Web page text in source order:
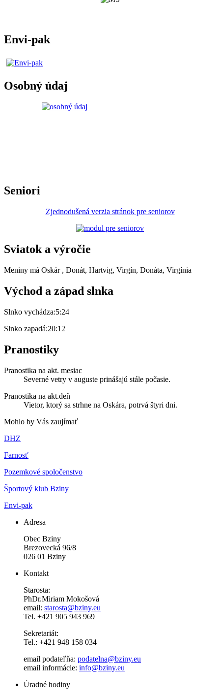
Envi-pak
Osobný údaj
Seniori
Zjednodušená verzia stránok pre seniorov
Sviatok a výročie
Meniny má Oskár , Donát, Hartvig, Virgín, Donáta, Virgínia
Východ a západ slnka
Slnko vychádza:5:24
Slnko zapadá:20:12
Pranostiky
Pranostika na akt. mesiac
Severné vetry v auguste prinášajú stále počasie.
Pranostika na akt.deň
Vietor, ktorý sa strhne na Oskára, potrvá štyri dni.
Mohlo by Vás zaujímať
DHZ
Farnosť
Pozemkové spoločenstvo
Športový klub Bziny
Envi-pak
Adresa
Obec Bziny
Brezovecká 96/8
026 01 Bziny
Kontakt
Starosta:
PhDr.Miriam Mokošová
email: starosta@bziny.eu
Tel. +421 905 943 969
Sekretariát:
Tel.: +421 948 158 034
email podateľňa: podatelna@bziny.eu
email informácie: info@bziny.eu
Úradné hodiny